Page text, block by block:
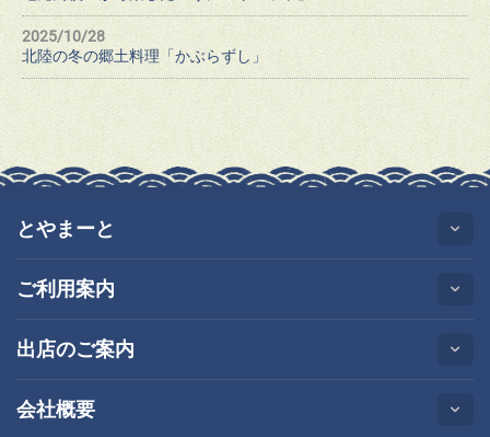
2025/10/28
北陸の冬の郷土料理「かぶらずし」
とやまーと
ご利用案内
出店のご案内
会社概要